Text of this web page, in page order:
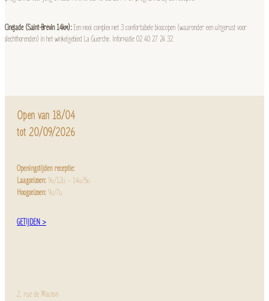
Cinéjade (Saint-Brévin 14km): Een mooi complex met 3 comfortabele bioscopen (waaronder een uitgerust voor
slechthorenden) in het winkelgebied La Guerche. Informatie 02 40 27 24 32
Open van 18/04
tot 20/09/2026
Openingstijden receptie:
Laagseizoen:9u/12u – 14u/5u
Hoogseizoen:9u/7u
GETIJDEN >
2, rue de Mouton